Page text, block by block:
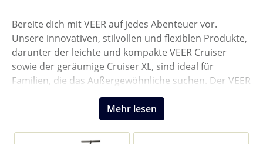
Bereite dich mit VEER auf jedes Abenteuer vor.
Unsere innovativen, stilvollen und flexiblen Produkte,
darunter der leichte und kompakte VEER Cruiser
sowie der geräumige Cruiser XL, sind ideal für
Familien, die das Außergewöhnliche suchen. Der VEER
Switchback passt sich deinen Aktivitäten an, ob in der
Stadt oder in der Natur. Erlebe uneingeschränkte
Mobilität und Komfort, ob beim Spaziergang, Joggen
oder Fahrradfahren.
Mehr lesen